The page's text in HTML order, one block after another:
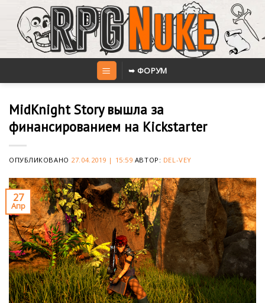
content
➥ ФОРУМ
MidKnight Story вышла за
финансированием на Kickstarter
ОПУБЛИКОВАНО 27.04.2019 | 15:59 АВТОР: DEL-VEY
27
Апр